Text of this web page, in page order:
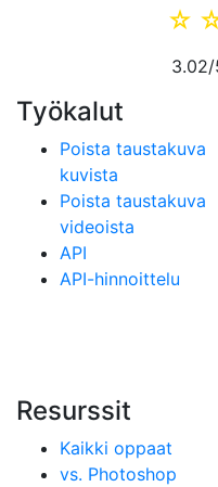
☆
3.02
Työkalut
Poista taustakuva
kuvista
Poista taustakuva
videoista
API
API-hinnoittelu
Resurssit
Kaikki oppaat
vs. Photoshop